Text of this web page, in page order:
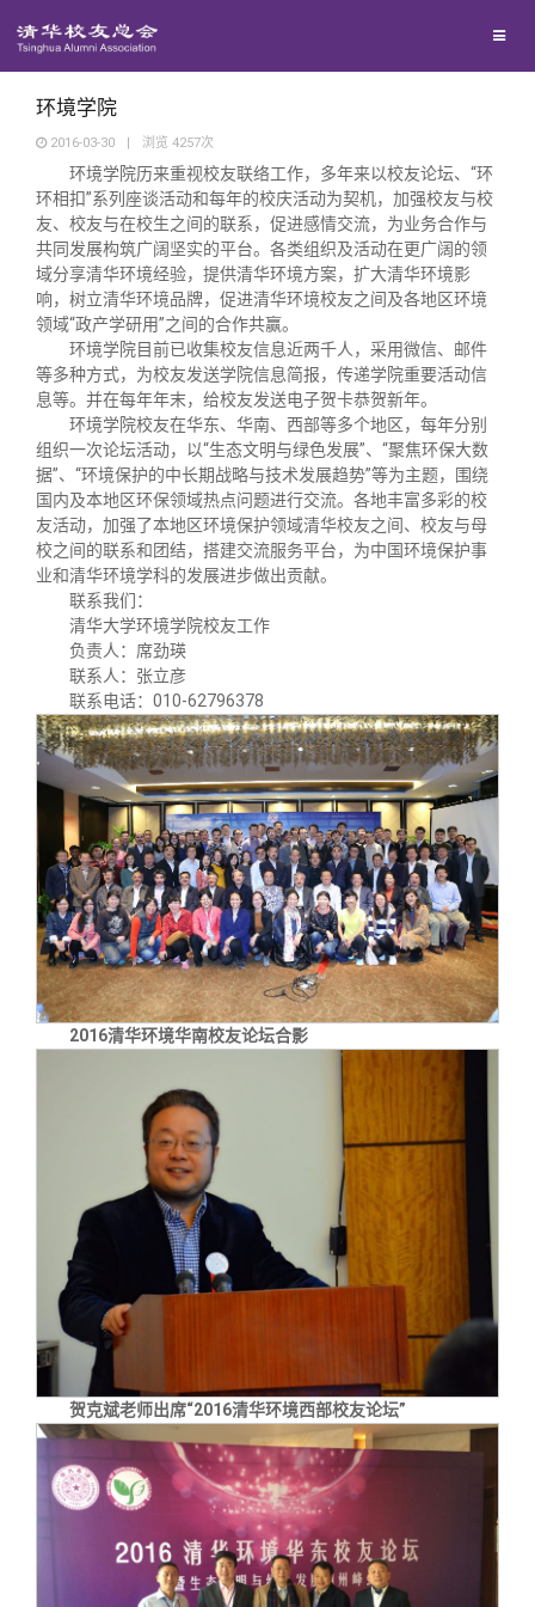
回馈母校
捐赠项目
捐赠新闻
捐赠纪事
捐赠方法
义工计划
媒体平台
《清华校友通讯》
《水木清华》
我要订阅
新媒体平台
百年清华
清华人物
清华故事
青春风采
校友文苑
校友视界
校友服务
终身学习
信息化服务
三创大赛
校友总会
总会简介
会长致辞
理事会名单
制度法规
联系我们
关闭
环境学院
2016-03-30 | 浏览 4257次
环境学院历来重视校友联络工作，多年来以校友论坛、“环
环相扣”系列座谈活动和每年的校庆活动为契机，加强校友与校
友、校友与在校生之间的联系，促进感情交流，为业务合作与
共同发展构筑广阔坚实的平台。各类组织及活动在更广阔的领
域分享清华环境经验，提供清华环境方案，扩大清华环境影
响，树立清华环境品牌，促进清华环境校友之间及各地区环境
领域“政产学研用”之间的合作共赢。
环境学院目前已收集校友信息近两千人，采用微信、邮件
等多种方式，为校友发送学院信息简报，传递学院重要活动信
息等。并在每年年末，给校友发送电子贺卡恭贺新年。
环境学院校友在华东、华南、西部等多个地区，每年分别
组织一次论坛活动，以“生态文明与绿色发展”、“聚焦环保大数
据”、“环境保护的中长期战略与技术发展趋势”等为主题，围绕
国内及本地区环保领域热点问题进行交流。各地丰富多彩的校
友活动，加强了本地区环境保护领域清华校友之间、校友与母
校之间的联系和团结，搭建交流服务平台，为中国环境保护事
业和清华环境学科的发展进步做出贡献。
联系我们：
清华大学环境学院校友工作
负责人：席劲瑛
联系人：张立彦
联系电话：010-62796378
2016清华环境华南校友论坛合影
贺克斌老师出席“2016清华环境西部校友论坛”